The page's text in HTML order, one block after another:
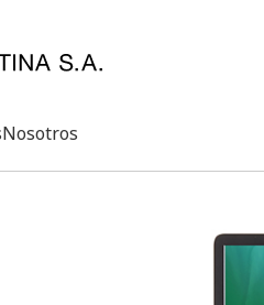
Nosotros